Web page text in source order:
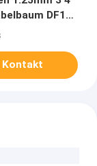
DF13
Kontakt